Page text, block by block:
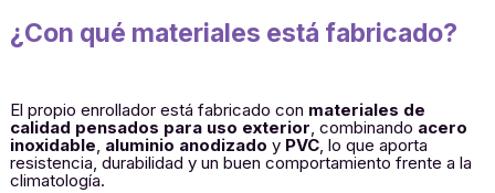
¿Con qué materiales está fabricado?
El propio enrollador está fabricado con materiales de
calidad pensados para uso exterior, combinando acero
inoxidable, aluminio anodizado y PVC, lo que aporta
resistencia, durabilidad y un buen comportamiento frente a la
climatología.